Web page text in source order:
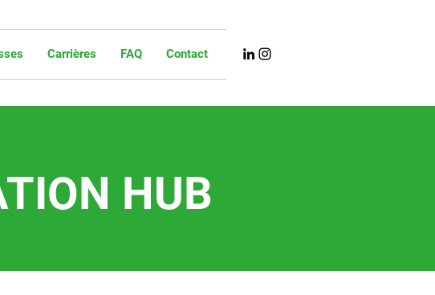
Carrières FAQ Contact
HUB